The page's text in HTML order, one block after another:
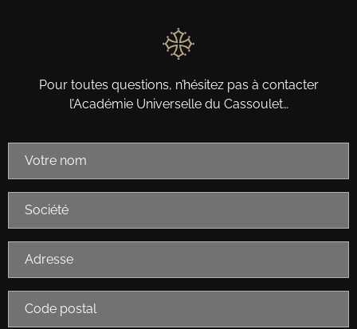
Pour toutes questions, n’hésitez pas à contacter
l’Académie Universelle du Cassoulet…